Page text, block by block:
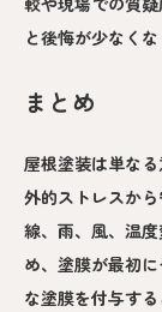
と後悔が少なくな
まとめ
屋根塗装は単な
外的ストレスか
線、雨、風、温
め、塗膜が最初
な塗膜を付与す